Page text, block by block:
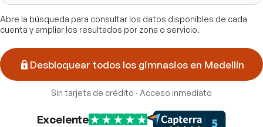
Abre la búsqueda para consultar los datos disponibles de cada
cuenta y ampliar los resultados por zona o servicio.
Desbloquear todos los gimnasios en Medellín
Sin tarjeta de crédito · Acceso inmediato
Excelente